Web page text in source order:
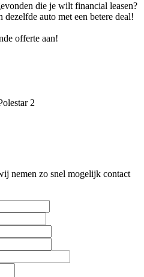
die je wilt financial leasen?
auto met een betere deal!
offerte aan!
2
nemen zo snel mogelijk contact